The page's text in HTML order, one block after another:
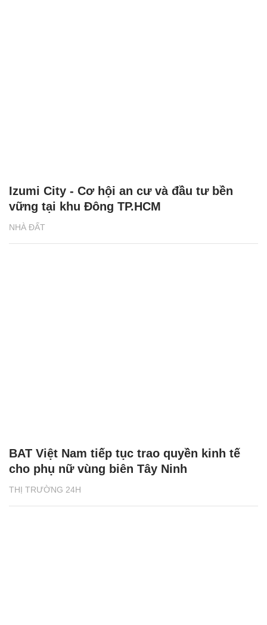
NHÀ ĐẤT
Izumi City - Cơ hội an cư và đầu tư bền
vững tại khu Đông TP.HCM
THỊ TRƯỜNG 24H
BAT Việt Nam tiếp tục trao quyền kinh tế
cho phụ nữ vùng biên Tây Ninh